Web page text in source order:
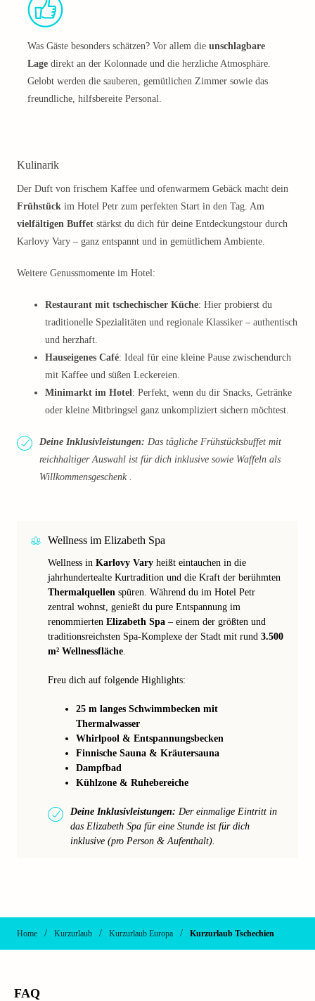
Was Gäste besonders schätzen? Vor allem die unschlagbare
Lage direkt an der Kolonnade und die herzliche Atmosphäre.
Gelobt werden die sauberen, gemütlichen Zimmer sowie das
freundliche, hilfsbereite Personal.
Kulinarik
Der Duft von frischem Kaffee und ofenwarmem Gebäck macht dein
Frühstück im Hotel Petr zum perfekten Start in den Tag. Am
vielfältigen Buffet stärkst du dich für deine Entdeckungstour durch
Karlovy Vary – ganz entspannt und in gemütlichem Ambiente.
Weitere Genussmomente im Hotel:
Restaurant mit tschechischer Küche: Hier probierst du
traditionelle Spezialitäten und regionale Klassiker – authentisch
und herzhaft.
Hauseigenes Café: Ideal für eine kleine Pause zwischendurch
mit Kaffee und süßen Leckereien.
Minimarkt im Hotel: Perfekt, wenn du dir Snacks, Getränke
oder kleine Mitbringsel ganz unkompliziert sichern möchtest.
Deine Inklusivleistungen: Das tägliche Frühstücksbuffet mit
reichhaltiger Auswahl ist für dich inklusive sowie Waffeln als
Willkommensgeschenk .
Wellness im Elizabeth Spa
Wellness in Karlovy Vary heißt eintauchen in die
jahrhundertealte Kurtradition und die Kraft der berühmten
Thermalquellen spüren. Während du im Hotel Petr
zentral wohnst, genießt du pure Entspannung im
renommierten Elizabeth Spa – einem der größten und
traditionsreichsten Spa-Komplexe der Stadt mit rund 3.500
m² Wellnessfläche.
Freu dich auf folgende Highlights:
25 m langes Schwimmbecken mit
Thermalwasser
Whirlpool & Entspannungsbecken
Finnische Sauna & Kräutersauna
Dampfbad
Kühlzone & Ruhebereiche
Deine Inklusivleistungen: Der einmalige Eintritt in
das Elizabeth Spa für eine Stunde ist für dich
inklusive (pro Person & Aufenthalt).
Home / Kurzurlaub / Kurzurlaub Europa / Kurzurlaub Tschechien
FAQ